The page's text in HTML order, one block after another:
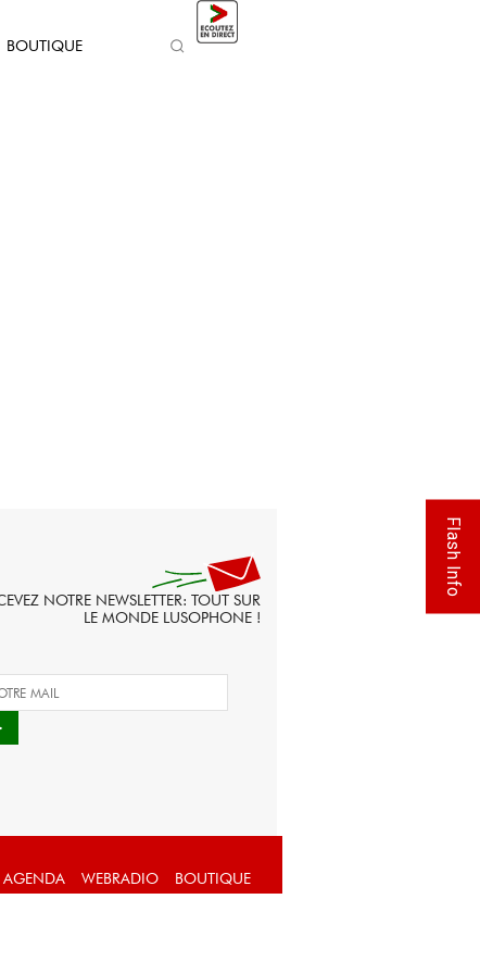
BOUTIQUE
NOTRE NEWSLETTER: TOUT SUR
LE MONDE LUSOPHONE !
AGENDA WEBRADIO BOUTIQUE
Flash Info